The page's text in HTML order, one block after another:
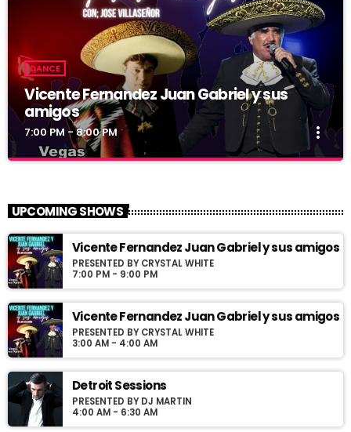
DANCE
Vicente Fernandez Juan Gabriel y sus
amigos
7:00 PM - 8:00 PM more_vert
Presented by Crystal White
Programa con los exitos de Vicente Fernandez y Juan Gabriel
conducido por Jose Villaseñor desde Las Vegas Nevada
UPCOMING SHOWS
Vicente Fernandez Juan Gabriel y sus amigos
PRESENTED BY CRYSTAL WHITE
7:00 PM - 9:00 PM
Vicente Fernandez Juan Gabriel y sus amigos
PRESENTED BY CRYSTAL WHITE
3:00 AM - 4:00 AM
Detroit Sessions
PRESENTED BY DJ MARTIN
4:00 AM - 6:30 AM